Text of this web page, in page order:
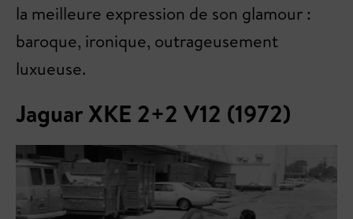
la meilleure expression de son glamour :
baroque, ironique, outrageusement
luxueuse.
Jaguar XKE 2+2 V12 (1972)